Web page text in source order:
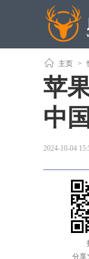
主页 >
苹
中国
2024-10-04
分享